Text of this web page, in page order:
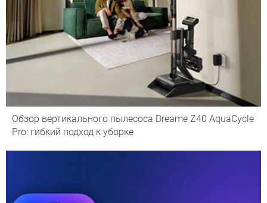
Обзор вертикального пылесоса Dreame Z40 AquaCycle
Pro: гибкий подход к уборке